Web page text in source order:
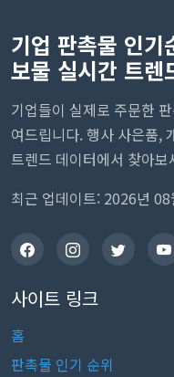
기업 판촉물 인기
보물 실시간 트렌
기업들이 실제로 주문한
여드립니다. 행사 사은품,
트렌드 데이터에서 찾아보
최근 업데이트: 2026년 08
사이트 링크
홈
판촉물 인기 순위